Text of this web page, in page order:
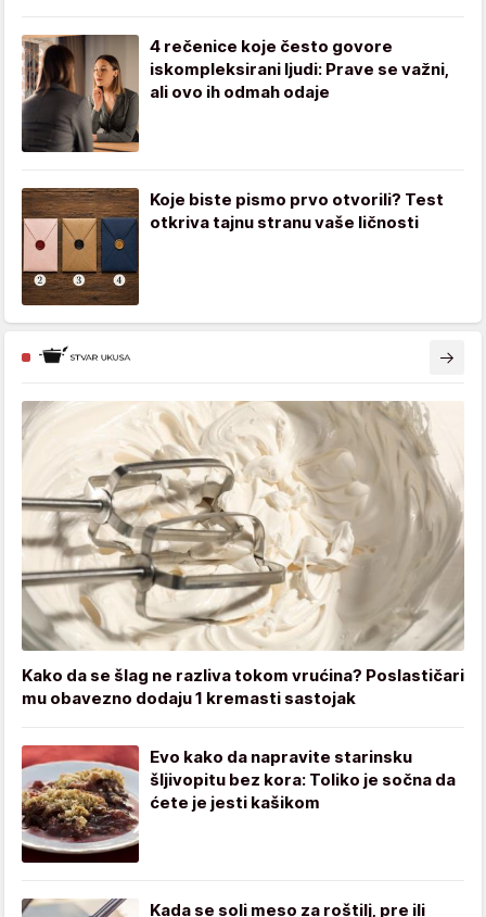
4 rečenice koje često govore
iskompleksirani ljudi: Prave se važni,
ali ovo ih odmah odaje
Koje biste pismo prvo otvorili? Test
otkriva tajnu stranu vaše ličnosti
Kako da se šlag ne razliva tokom vrućina? Poslastičari
mu obavezno dodaju 1 kremasti sastojak
Evo kako da napravite starinsku
šljivopitu bez kora: Toliko je sočna da
ćete je jesti kašikom
Kada se soli meso za roštilj, pre ili